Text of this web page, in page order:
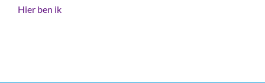
Hier ben ik